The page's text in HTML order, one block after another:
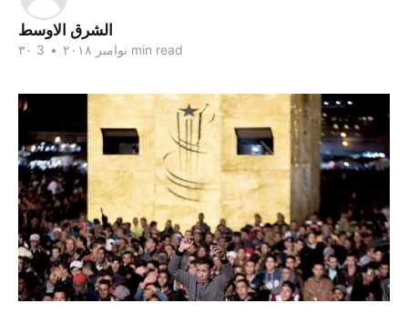
الشرق الاوسط
۳۰ نوامبر ۲۰۱۸ • 3 min read